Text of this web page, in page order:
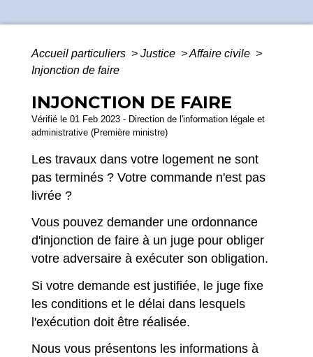
Accueil particuliers > Justice >Affaire civile >
Injonction de faire
INJONCTION DE FAIRE
Vérifié le 01 Feb 2023 - Direction de l'information légale et
administrative (Première ministre)
Les travaux dans votre logement ne sont
pas terminés ? Votre commande n'est pas
livrée ?
Vous pouvez demander une ordonnance
d'injonction de faire à un juge pour obliger
votre adversaire à exécuter son obligation.
Si votre demande est justifiée, le juge fixe
les conditions et le délai dans lesquels
l'exécution doit être réalisée.
Nous vous présentons les informations à